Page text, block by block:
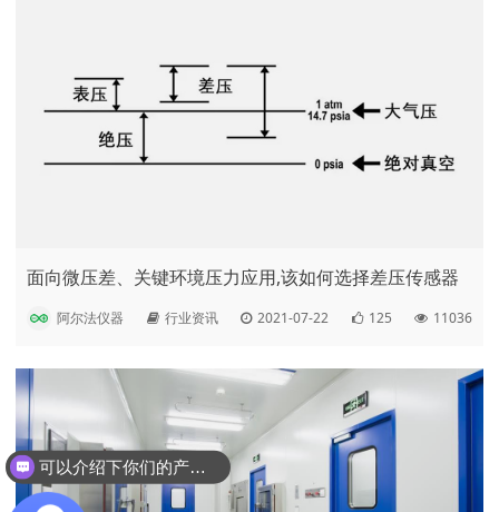
面向微压差、关键环境压力应用,该如何选择差压传感器
阿尔法仪器 行业资讯 2021-07-22 125 11036
可以介绍下你们的产品么？